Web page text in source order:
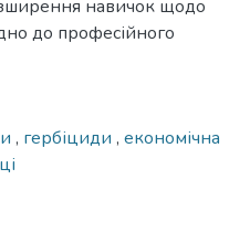
навичок щодо
до професійного
, гербіциди , економічна